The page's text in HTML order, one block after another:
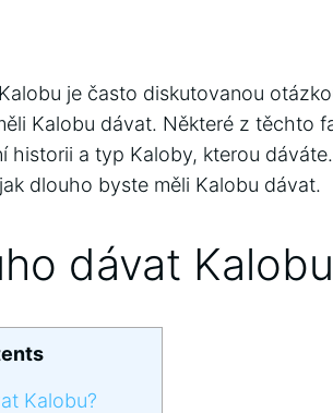
je často diskutovanou
Kalobu dávat. Některé z těchto
historii a typ Kaloby, kterou
dlouho byste měli Kalobu dávat.
dávat
Kalobu?